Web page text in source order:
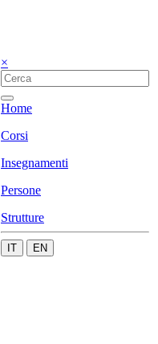
×
Home
Corsi
Insegnamenti
Persone
Strutture
IT EN